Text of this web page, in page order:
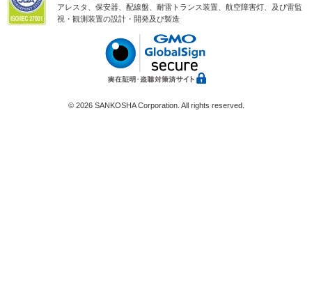
アレスタ、保安器、配線盤、耐雷トランス装置、航空障害灯、及び雷監
視・観測装置の設計・開発及び製造
© 2026 SANKOSHA Corporation. All rights reserved.